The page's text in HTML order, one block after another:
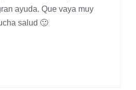
ayuda. Que vaya muy
salud 🙂